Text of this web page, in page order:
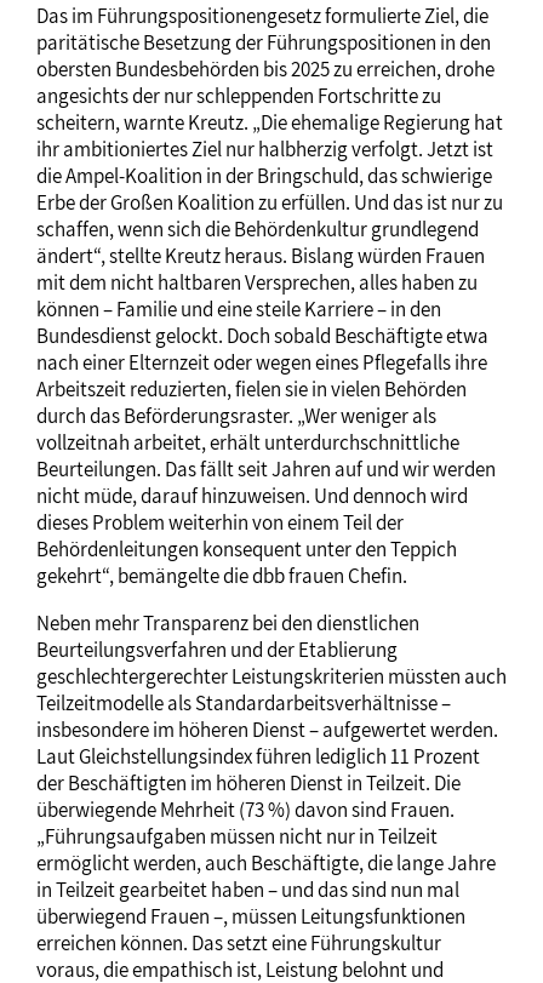
Das im Führungspositionengesetz formulierte Ziel, die
paritätische Besetzung der Führungspositionen in den
obersten Bundesbehörden bis 2025 zu erreichen, drohe
angesichts der nur schleppenden Fortschritte zu
scheitern, warnte Kreutz. „Die ehemalige Regierung hat
ihr ambitioniertes Ziel nur halbherzig verfolgt. Jetzt ist
die Ampel-Koalition in der Bringschuld, das schwierige
Erbe der Großen Koalition zu erfüllen. Und das ist nur zu
schaffen, wenn sich die Behördenkultur grundlegend
ändert“, stellte Kreutz heraus. Bislang würden Frauen
mit dem nicht haltbaren Versprechen, alles haben zu
können – Familie und eine steile Karriere – in den
Bundesdienst gelockt. Doch sobald Beschäftigte etwa
nach einer Elternzeit oder wegen eines Pflegefalls ihre
Arbeitszeit reduzierten, fielen sie in vielen Behörden
durch das Beförderungsraster. „Wer weniger als
vollzeitnah arbeitet, erhält unterdurchschnittliche
Beurteilungen. Das fällt seit Jahren auf und wir werden
nicht müde, darauf hinzuweisen. Und dennoch wird
dieses Problem weiterhin von einem Teil der
Behördenleitungen konsequent unter den Teppich
gekehrt“, bemängelte die dbb frauen Chefin.
Neben mehr Transparenz bei den dienstlichen
Beurteilungsverfahren und der Etablierung
geschlechtergerechter Leistungskriterien müssten auch
Teilzeitmodelle als Standardarbeitsverhältnisse –
insbesondere im höheren Dienst – aufgewertet werden.
Laut Gleichstellungsindex führen lediglich 11 Prozent
der Beschäftigten im höheren Dienst in Teilzeit. Die
überwiegende Mehrheit (73 %) davon sind Frauen.
„Führungsaufgaben müssen nicht nur in Teilzeit
ermöglicht werden, auch Beschäftigte, die lange Jahre
in Teilzeit gearbeitet haben – und das sind nun mal
überwiegend Frauen –, müssen Leitungsfunktionen
erreichen können. Das setzt eine Führungskultur
voraus, die empathisch ist, Leistung belohnt und